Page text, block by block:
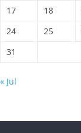
17
18
24
25
31
« Jul